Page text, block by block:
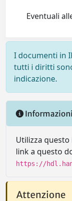
Eventuali
I documenti in
tutti i diritti
indicazione.
Informazioni
Utilizza
link a questo
https://
Attenzione